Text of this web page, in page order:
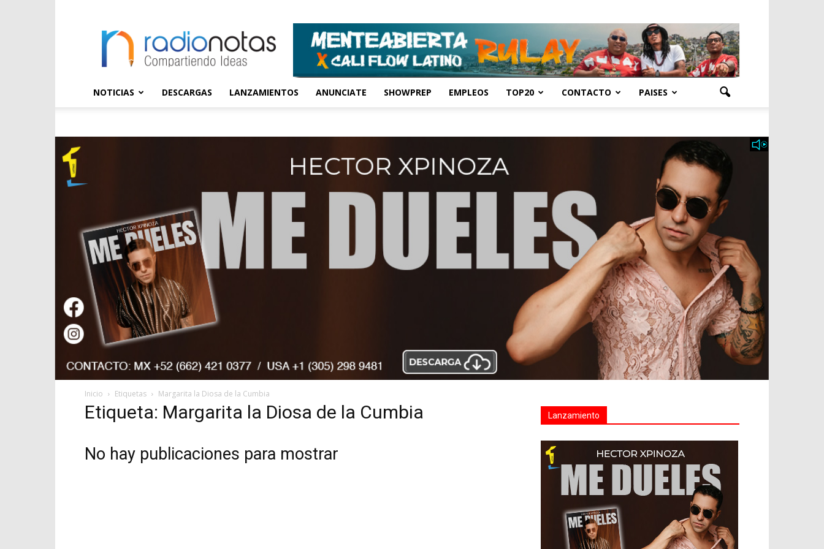
NOTICIAS DESCARGAS LANZAMIENTOS ANUNCIATE SHOWPREP EMPLEOS TOP20 CONTACTO PAISES
Inicio Etiquetas Margarita la Diosa de la Cumbia
Etiqueta: Margarita la Diosa de la Cumbia
No hay publicaciones para mostrar
Lanzamiento